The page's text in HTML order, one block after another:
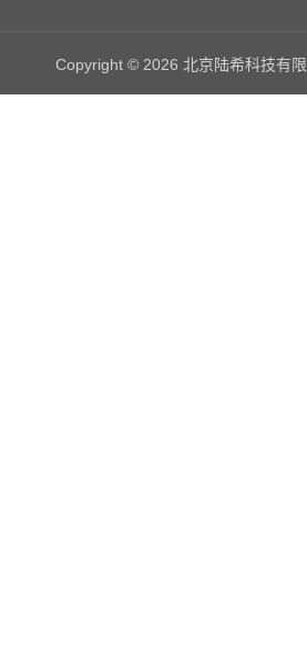
Copyright © 2026 北京陆希科技有